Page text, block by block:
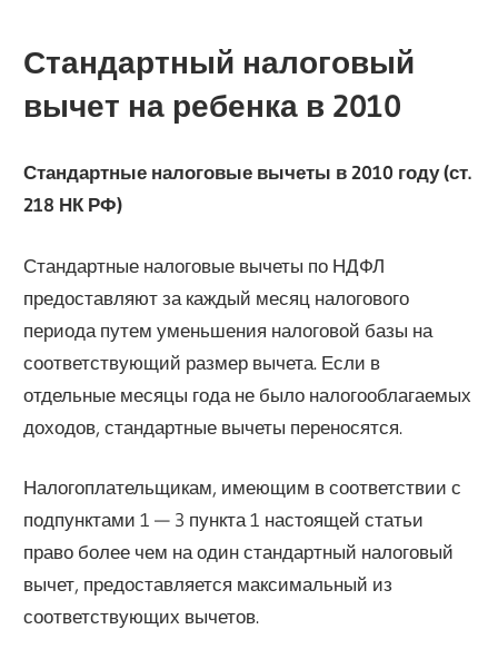
Стандартный налоговый
вычет на ребенка в 2010
Стандартные налоговые вычеты в 2010 году (ст.
218 НК РФ)
Стандартные налоговые вычеты по НДФЛ
предоставляют за каждый месяц налогового
периода путем уменьшения налоговой базы на
соответствующий размер вычета. Если в
отдельные месяцы года не было налогооблагаемых
доходов, стандартные вычеты переносятся.
Налогоплательщикам, имеющим в соответствии с
подпунктами 1 — 3 пункта 1 настоящей статьи
право более чем на один стандартный налоговый
вычет, предоставляется максимальный из
соответствующих вычетов.